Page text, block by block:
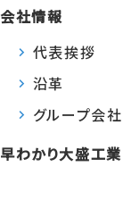
会社情報
代表挨拶
沿革
グループ会社
早わかり大盛工業